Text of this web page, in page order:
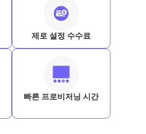
제로 설정 수수료
빠른 프로비저닝 시간